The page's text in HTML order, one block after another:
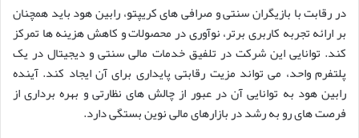
در رقابت با بازیگران سنتی و صرافی های کریپتو، رابین هود باید همچنان
بر ارائه تجربه کاربری برتر، نوآوری در محصولات و کاهش هزینه ها تمرکز
کند. توانایی این شرکت در تلفیق خدمات مالی سنتی و دیجیتال در یک
پلتفرم واحد، می تواند مزیت رقابتی پایداری برای آن ایجاد کند. آینده
رابین هود به توانایی آن در عبور از چالش های نظارتی و بهره برداری از
فرصت های رو به رشد در بازارهای مالی نوین بستگی دارد.